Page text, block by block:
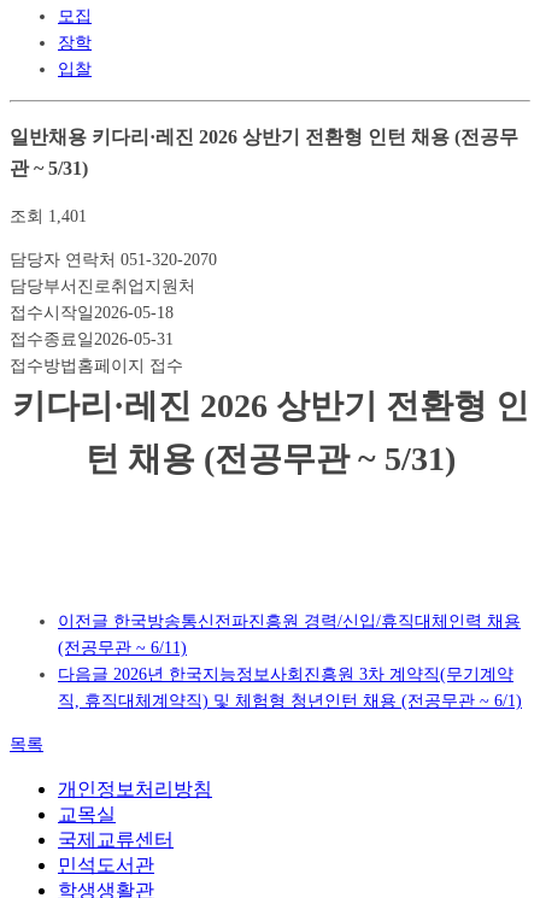
모집
장학
입찰
일반채용 키다리·레진 2026 상반기 전환형 인턴 채용 (전공무
관 ~ 5/31)
조회 1,401
담당자 연락처 051-320-2070
담당부서 진로취업지원처
접수시작일2026-05-18
접수종료일2026-05-31
접수방법 홈페이지 접수
키다리·레진 2026 상반기 전환형 인
턴 채용 (전공무관 ~ 5/31)
이전글 한국방송통신전파진흥원 경력/신입/휴직대체인력 채용
(전공무관 ~ 6/11)
다음글 2026년 한국지능정보사회진흥원 3차 계약직(무기계약
직, 휴직대체계약직) 및 체험형 청년인턴 채용 (전공무관 ~ 6/1)
목록
개인정보처리방침
교목실
국제교류센터
민석도서관
학생생활관